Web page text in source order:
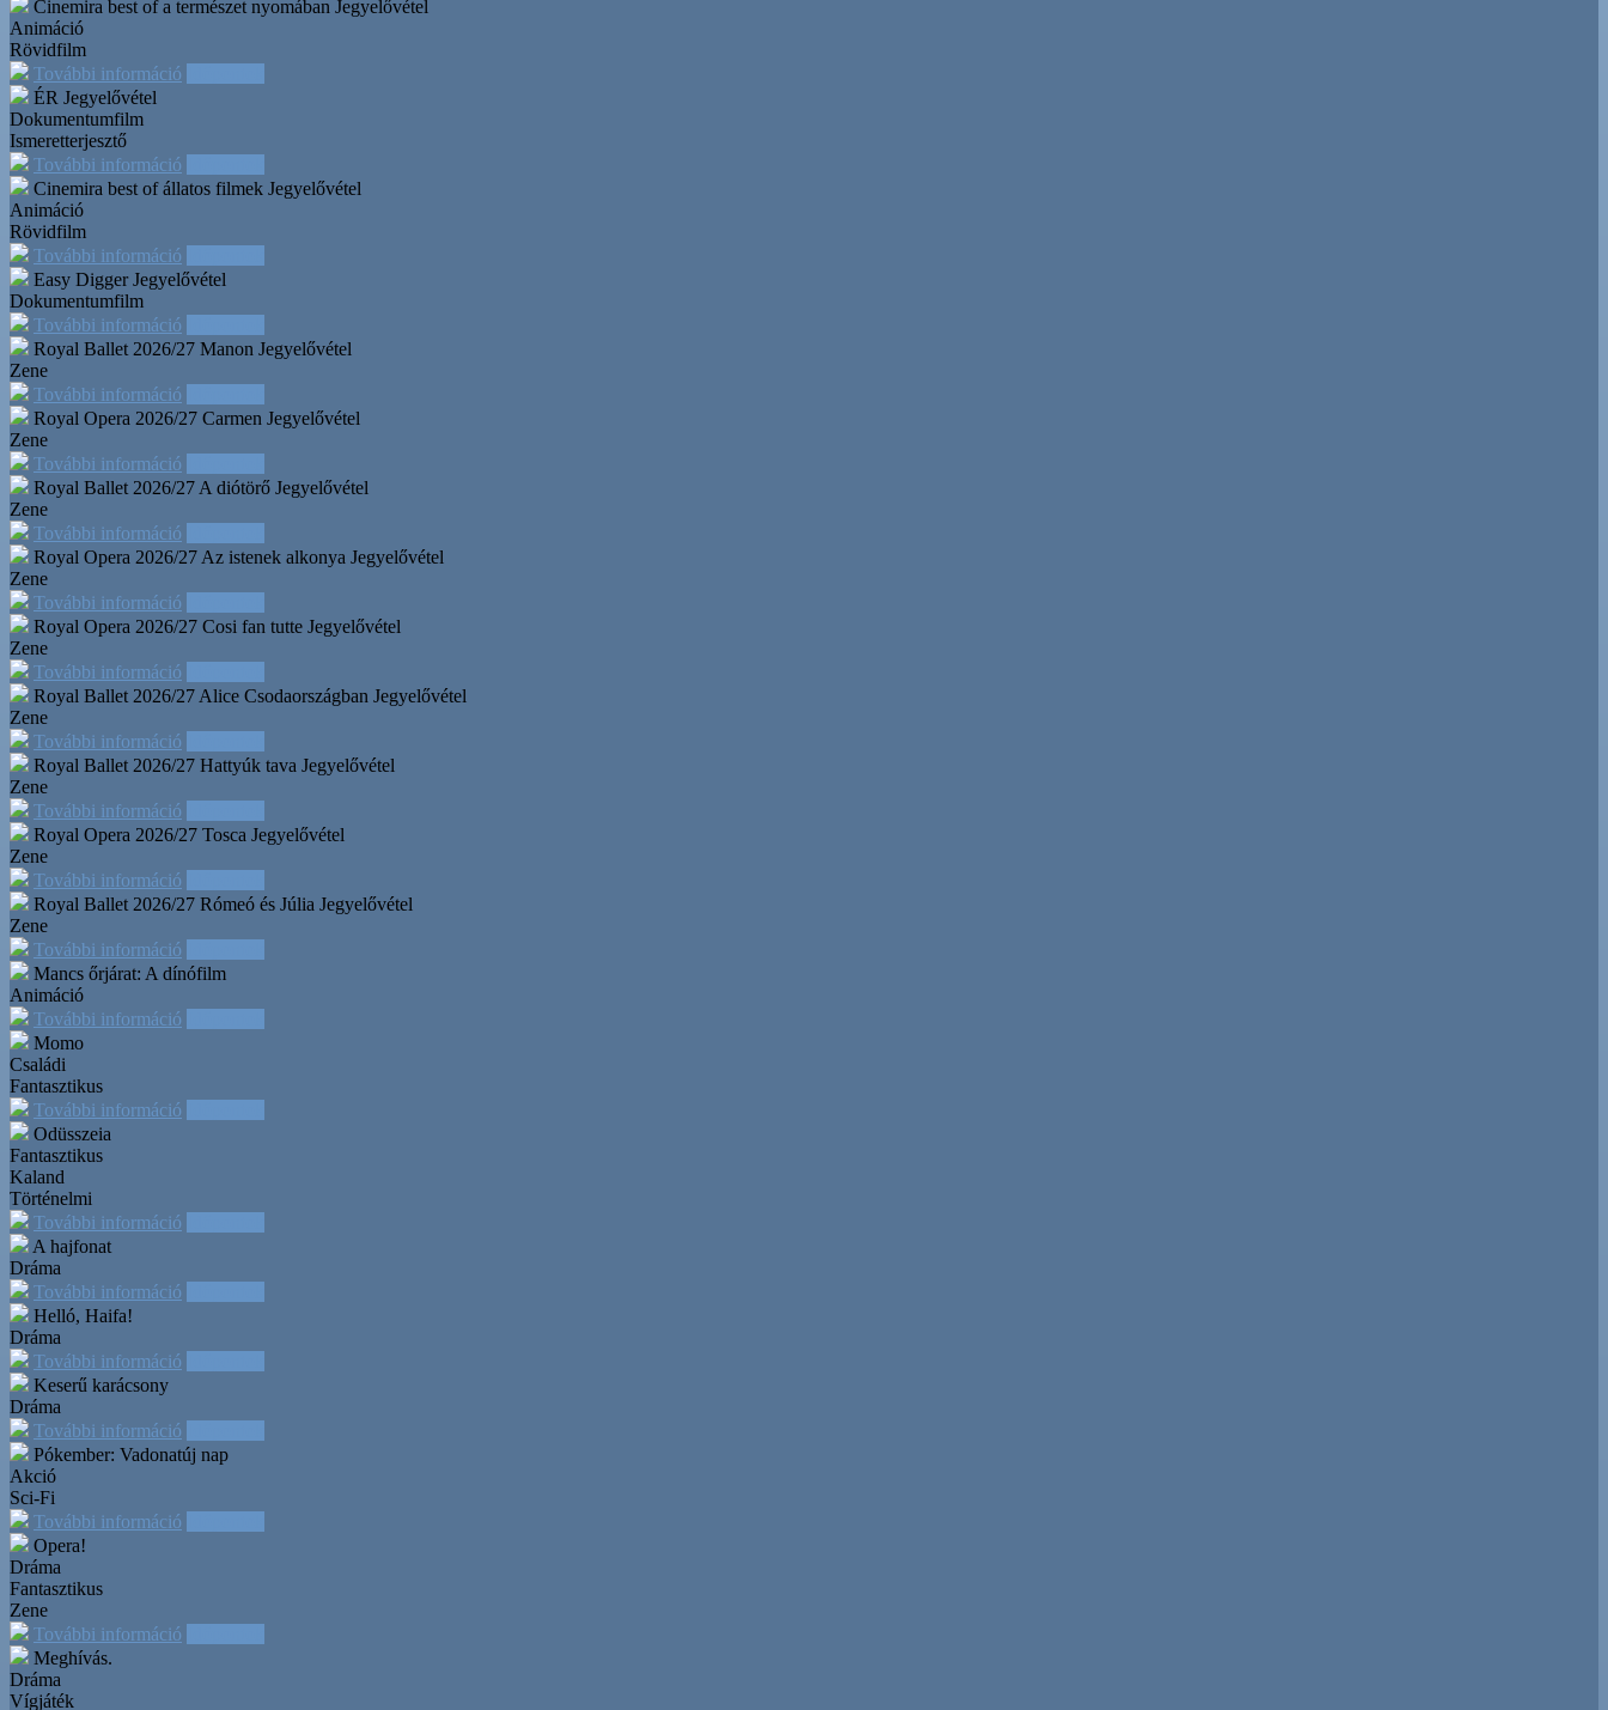
Cinemira best of a természet nyomában Jegyelővétel
Animáció
Rövidfilm
További információ
ÉR Jegyelővétel
Dokumentumfilm
Ismeretterjesztő
További információ
Cinemira best of állatos filmek Jegyelővétel
Animáció
Rövidfilm
További információ
Easy Digger Jegyelővétel
Dokumentumfilm
További információ
Royal Ballet 2026/27 Manon Jegyelővétel
Zene
További információ
Royal Opera 2026/27 Carmen Jegyelővétel
Zene
További információ
Royal Ballet 2026/27 A diótörő Jegyelővétel
Zene
További információ
Royal Opera 2026/27 Az istenek alkonya Jegyelővétel
Zene
További információ
Royal Opera 2026/27 Cosi fan tutte Jegyelővétel
Zene
További információ
Royal Ballet 2026/27 Alice Csodaországban Jegyelővétel
Zene
További információ
Royal Ballet 2026/27 Hattyúk tava Jegyelővétel
Zene
További információ
Royal Opera 2026/27 Tosca Jegyelővétel
Zene
További információ
Royal Ballet 2026/27 Rómeó és Júlia Jegyelővétel
Zene
További információ
Mancs őrjárat: A dínófilm
Animáció
További információ
Momo
Családi
Fantasztikus
További információ
Odüsszeia
Fantasztikus
Kaland
Történelmi
További információ
A hajfonat
Dráma
További információ
Helló, Haifa!
Dráma
További információ
Keserű karácsony
Dráma
További információ
Pókember: Vadonatúj nap
Akció
Sci-Fi
További információ
Opera!
Dráma
Fantasztikus
Zene
További információ
Meghívás.
Dráma
Vígjáték